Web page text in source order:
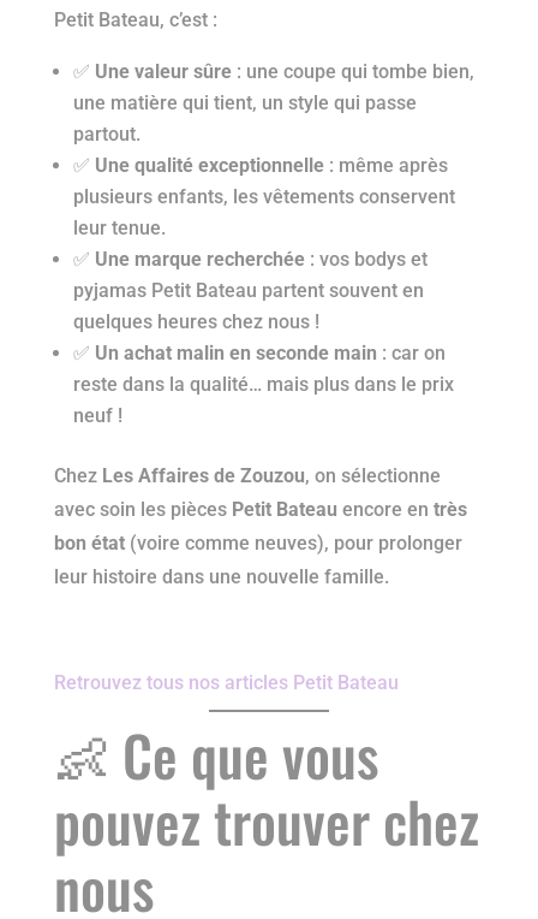
Petit Bateau, c’est :
✅ Une valeur sûre: une coupe qui tombe bien,
une matière qui tient, un style qui passe
partout.
✅ Une qualité exceptionnelle: même après
plusieurs enfants, les vêtements conservent
leur tenue.
✅ Une marque recherchée: vos bodys et
pyjamas Petit Bateau partent souvent en
quelques heures chez nous !
✅ Un achat malin en seconde main : car on
reste dans la qualité… mais plus dans le prix
neuf !
Chez Les Affaires de Zouzou, on sélectionne
avec soin les pièces Petit Bateau encore en très
bon état(voire comme neuves), pour prolonger
leur histoire dans une nouvelle famille.
Retrouvez tous nos articles Petit Bateau
👶 Ce que vous
pouvez trouver chez
nous